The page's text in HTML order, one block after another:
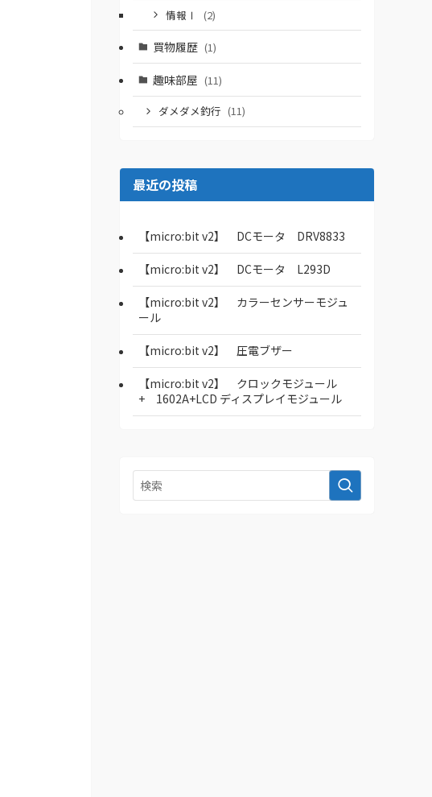
情報Ⅰ
(2)
買物履歴 (1)
趣味部屋 (11)
ダメダメ釣行 (11)
最近の投稿
【micro:bit v2】 DCモータ DRV8833
【micro:bit v2】 DCモータ L293D
【micro:bit v2】 カラーセンサーモジュ
ール
【micro:bit v2】 圧電ブザー
【micro:bit v2】 クロックモジュール
+ 1602A+LCD ディスプレイモジュール